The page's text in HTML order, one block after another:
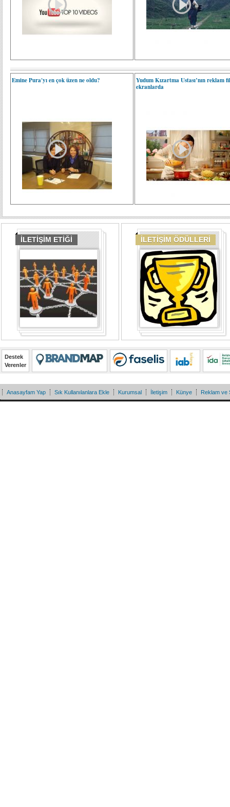
Emine Pura'yı en çok üzen ne oldu?
Yudum Kızartma Ustası’nın reklam
ekranlarda
İLETİŞİM ETİĞİ İLETİŞİM ÖDÜLLERİ
Destek
Verenler
Anasayfam Yap Sık Kullanılanlara Ekle Kurumsal İletişim Künye Reklam ve